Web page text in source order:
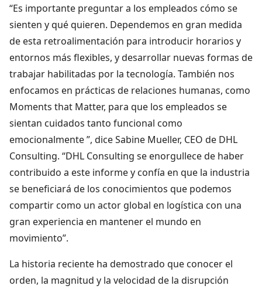
“Es importante preguntar a los empleados cómo se
sienten y qué quieren. Dependemos en gran medida
de esta retroalimentación para introducir horarios y
entornos más flexibles, y desarrollar nuevas formas de
trabajar habilitadas por la tecnología. También nos
enfocamos en prácticas de relaciones humanas, como
Moments that Matter, para que los empleados se
sientan cuidados tanto funcional como
emocionalmente ”, dice Sabine Mueller, CEO de DHL
Consulting. “DHL Consulting se enorgullece de haber
contribuido a este informe y confía en que la industria
se beneficiará de los conocimientos que podemos
compartir como un actor global en logística con una
gran experiencia en mantener el mundo en
movimiento”.
La historia reciente ha demostrado que conocer el
orden, la magnitud y la velocidad de la disrupción